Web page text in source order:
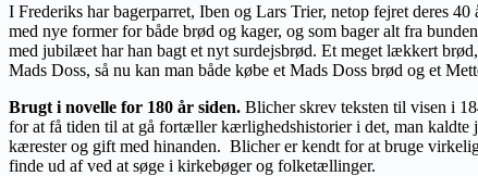
I Frederiks har bagerparret, Iben og Lars Trier, netop fejret deres
med nye former for både brød og kager, og som bager alt fra
med jubilæet har han bagt et nyt surdejsbrød. Et meget lækkert
Mads Doss, så nu kan man både købe et Mads Doss brød og et
Brugt i novelle for 180 år siden. Blicher skrev teksten til visen i
for at få tiden til at gå fortæller kærlighedshistorier i det, man kaldte
kærester og gift med hinanden. Blicher er kendt for at bruge
finde ud af ved at søge i kirkebøger og folketællinger.